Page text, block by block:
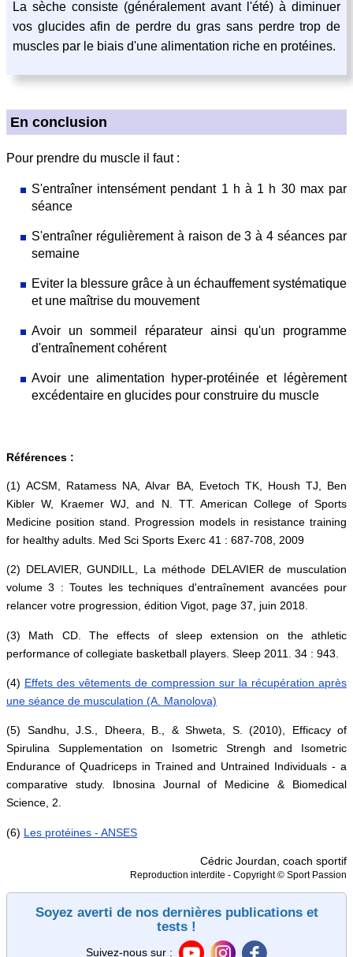
La sèche consiste (généralement avant l'été) à diminuer
vos glucides afin de perdre du gras sans perdre trop de
muscles par le biais d'une alimentation riche en protéines.
En conclusion
Pour prendre du muscle il faut :
S'entraîner intensément pendant 1 h à 1 h 30 max par
séance
S'entraîner régulièrement à raison de 3 à 4 séances par
semaine
Eviter la blessure grâce à un échauffement systématique
et une maîtrise du mouvement
Avoir un sommeil réparateur ainsi qu'un programme
d'entraînement cohérent
Avoir une alimentation hyper-protéinée et légèrement
excédentaire en glucides pour construire du muscle
Références :
(1) ACSM, Ratamess NA, Alvar BA, Evetoch TK, Housh TJ, Ben
Kibler W, Kraemer WJ, and N. TT. American College of Sports
Medicine position stand. Progression models in resistance training
for healthy adults. Med Sci Sports Exerc 41 : 687-708, 2009
(2) DELAVIER, GUNDILL, La méthode DELAVIER de musculation
volume 3 : Toutes les techniques d'entraînement avancées pour
relancer votre progression, édition Vigot, page 37, juin 2018.
(3) Math CD. The effects of sleep extension on the athletic
performance of collegiate basketball players. Sleep 2011. 34 : 943.
(4) Effets des vêtements de compression sur la récupération après
une séance de musculation (A. Manolova)
(5) Sandhu, J.S., Dheera, B., & Shweta, S. (2010), Efficacy of
Spirulina Supplementation on Isometric Strengh and Isometric
Endurance of Quadriceps in Trained and Untrained Individuals - a
comparative study. Ibnosina Journal of Medicine & Biomedical
Science, 2.
(6) Les protéines - ANSES
Cédric Jourdan, coach sportif
Reproduction interdite - Copyright © Sport Passion
Soyez averti de nos dernières publications et
tests !
Suivez-nous sur :